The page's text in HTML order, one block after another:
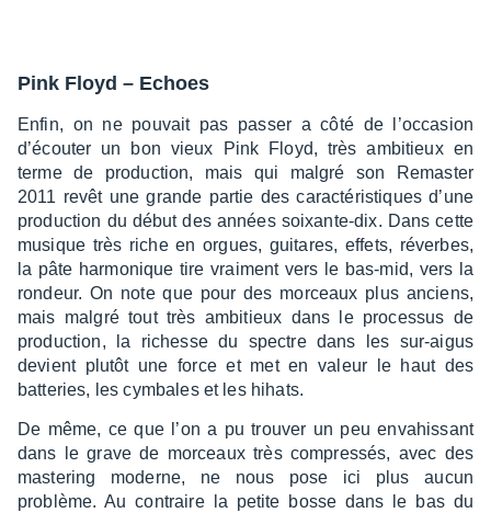
Pink Floyd – Echoes
Enfin, on ne pouvait pas passer a côté de l’oc­ca­sion
d’écou­ter un bon vieux Pink Floyd, très ambi­tieux en
terme de produc­tion, mais qui malgré son Remas­ter
2011 revêt une grande partie des carac­té­ris­tiques d’une
produc­tion du début des années soixante-dix. Dans cette
musique très riche en orgues, guitares, effets, réverbes,
la pâte harmo­nique tire vrai­ment vers le bas-mid, vers la
rondeur. On note que pour des morceaux plus anciens,
mais malgré tout très ambi­tieux dans le proces­sus de
produc­tion, la richesse du spectre dans les sur-aigus
devient plutôt une force et met en valeur le haut des
batte­ries, les cymbales et les hihats.
De même, ce que l’on a pu trou­ver un peu enva­his­sant
dans le grave de morceaux très compres­sés, avec des
maste­ring moderne, ne nous pose ici plus aucun
problème. Au contraire la petite bosse dans le bas du